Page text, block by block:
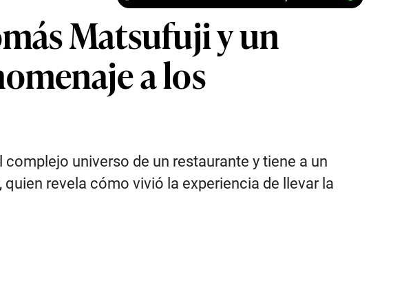
Matsufuji y un
a los
universo de un restaurante y tiene a un
revela cómo vivió la experiencia de llevar la